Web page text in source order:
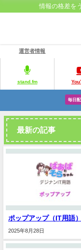
情報の格差を
運営者情報
stand.fm
毎日
最新の記事
ポップアップ（IT用語）
2025年8月28日